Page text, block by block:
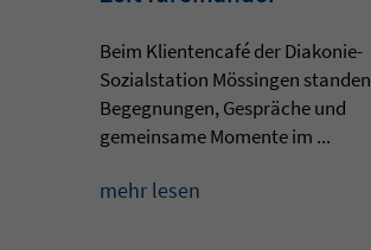
Beim Klientencafé der Diakonie-
Sozialstation Mössingen standen
Begegnungen, Gespräche und
gemeinsame Momente im ...
mehr lesen